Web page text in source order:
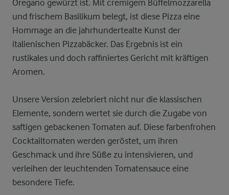
Oregano gewürzt ist. Mit cremigem Büffelmozzarella
und frischem Basilikum belegt, ist diese Pizza eine
Hommage an die jahrhundertealte Kunst der
italienischen Pizzabäcker. Das Ergebnis ist ein
rustikales und doch raffiniertes Gericht mit kräftigen
Aromen.
Unsere Version zelebriert nicht nur die klassischen
Elemente, sondern wertet sie durch die Zugabe von
saftigen gebackenen Tomaten auf. Diese farbenfrohen
Cocktailtomaten werden geröstet, um ihren
Geschmack und ihre Süße zu intensivieren, und
verleihen der leuchtenden Tomatensauce eine
besondere Tiefe.